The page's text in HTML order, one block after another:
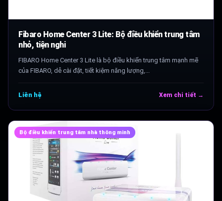
Fibaro Home Center 3 Lite: Bộ điều khiển trung tâm
nhỏ, tiện nghi
FIBARO Home Center 3 Lite là bộ điều khiển trung tâm mạnh mẽ
của FIBARO, dễ cài đặt, tiết kiệm năng lượng,...
Liên hệ Xem chi tiết →
Bộ điều khiển trung tâm nhà thông minh